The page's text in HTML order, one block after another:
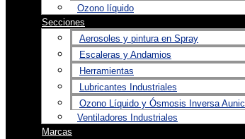
Ozono líquido
Secciones
Aerosoles y pintura en Spray
Escaleras y Andamios
Herramientas
Lubricantes Industriales
Ozono Líquido y Ósmosis Inversa Aunic
Ventiladores Industriales
Marcas